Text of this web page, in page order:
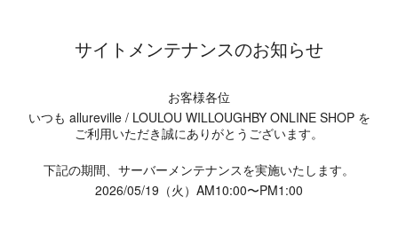
サイトメンテナンスのお知らせ
お客様各位
いつも allureville / LOULOU WILLOUGHBY ONLINE SHOP を
ご利用いただき誠にありがとうございます。
下記の期間、サーバーメンテナンスを実施いたします。
2026/05/19（火）AM10:00〜PM1:00